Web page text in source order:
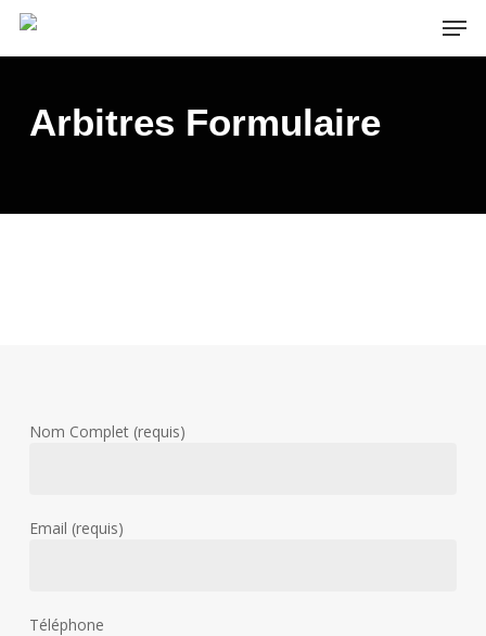
Skip
main
Arbitres Formulaire
Nom Complet (requis)
Email (requis)
Téléphone